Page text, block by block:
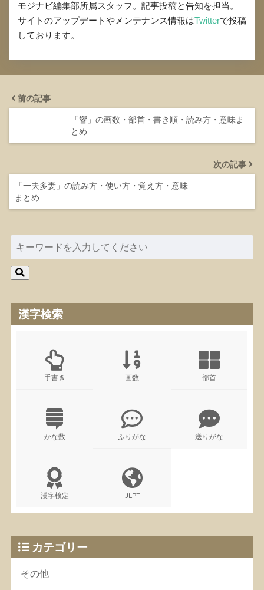
モジナビ編集部所属スタッフ。記事投稿と告知を担当。
サイトのアップデートやメンテナンス情報はTwitterで投稿
しております。
前の記事
「響」の画数・部首・書き順・読み方・意味ま
とめ
次の記事
「一夫多妻」の読み方・使い方・覚え方・意味
まとめ
漢字検索
手書き 画数 部首
かな数 ふりがな 送りがな
漢字検定 JLPT
カテゴリー
その他